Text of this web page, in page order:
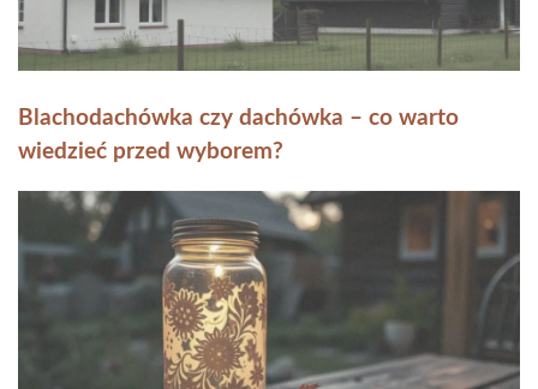
Blachodachówka czy dachówka – co warto
wiedzieć przed wyborem?